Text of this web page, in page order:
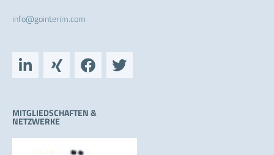
info@gointerim.com
L
i
e
d
X
i
F
a
b
T
w
MITGLIEDSCHAFTEN &
NETZWERKE